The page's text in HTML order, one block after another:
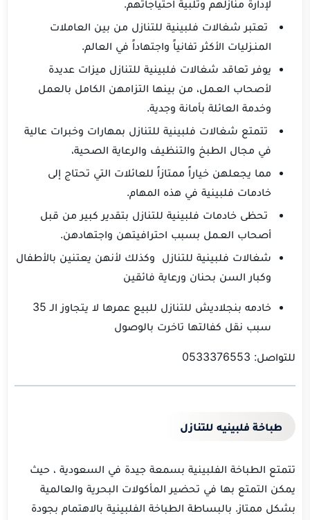
لإدارة منازلهم وتلبية احتياجاتهم.
تعتبر شغالات فلبينية للتنازل من بين العاملات
المنـزليات الأكثر تفانياً واجتهاداً في العالم.
يوفر تعاقد شغالات فلبينية للتنازل ميزات عديدة
لأصحاب العـمل، من بينها التزامهن الكامل بالعمل
وخدمة العائلة بأمانة وجدية.
تتمتع شغالات فلبينية للتنازل بمهارات وخبرات عالية
في مجال الطبخ والتنظيف والرعاية الصحية،
مما يجعلهن خياراً ممتازاً للعائلات التي تحتاج إلى
خادمات فلبينية في هذه المهام.
تحظى خادمات فلبينية للتنازل بتقدير كبير من قبل
أصحاب العـمل بسبب احترافيتهن واجتهادهن.
شغالات فلبينية للتنازل وكذلك لأنهن يعتنين بالأطفال
وكبار السن بحنان ورعاية فائقين
خادمه بنجلاديش للتنازل للبيع عمرها لا يتجاوز الـ 35
سبب نقل كفالتها تاخرت بالوصول
للتواصل: 0533376553
طباخة فلبينيه للتنازل
تتمتع الطباخة الفلبينية بسمعة جيدة في السعودية ، حيث
يمكن التمتع بها في تحضير المأكولات البحرية والعالمية
بشكل ممتاز. بالبساطة الطباخة الفلبينية بالاهتمام بجودة